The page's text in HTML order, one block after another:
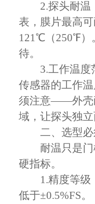
2.探头耐温：
表，膜片最高
121℃（250℉）
待。
3.工作温度范
传感器的工作
须注意——外壳
域，让探头独
二、选型必
耐温只是门槛
硬指标。
1.精度等级：
低于±0.5%FS。